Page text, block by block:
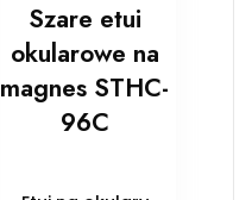
Szare etui
okularowe na
magnes STHC-
96C